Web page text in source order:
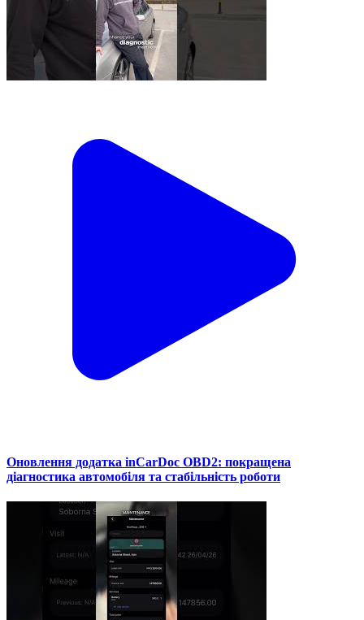
Оновлення додатка inCarDoc OBD2: покращена
діагностика автомобіля та стабільність роботи